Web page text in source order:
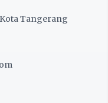
Kota Tangerang